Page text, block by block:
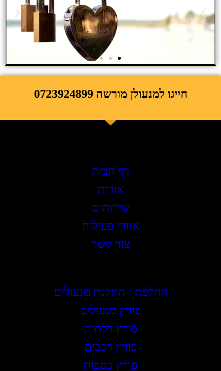
חייגו למנעולן מורשה 0723924899
דף הבית
אודות
שירותים
אזורי פעילות
צור קשר
החלפת / התקנת מנעולים
פורץ מנעולים
פורץ דלתות
פורץ רכבים
פורץ כספות